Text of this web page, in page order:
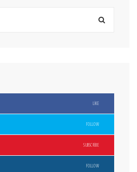
LIKE
FOLLOW
SUBSCRIBE
FOLLOW